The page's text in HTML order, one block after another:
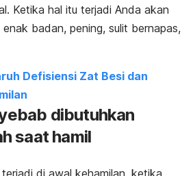
Ketika hal itu terjadi Anda akan
badan, pening, sulit bernapas,
Defisiensi Zat Besi dan
dibutuhkan
saat hamil